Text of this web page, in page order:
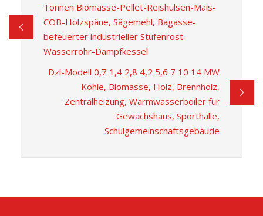
Tonnen Biomasse-Pellet-Reishülsen-Mais-
COB-Holzspäne, Sägemehl, Bagasse-
befeuerter industrieller Stufenrost-
Wasserrohr-Dampfkessel
Dzl-Modell 0,7 1,4 2,8 4,2 5,6 7 10 14 MW
Kohle, Biomasse, Holz, Brennholz,
Zentralheizung, Warmwasserboiler für
Gewächshaus, Sporthalle,
Schulgemeinschaftsgebäude